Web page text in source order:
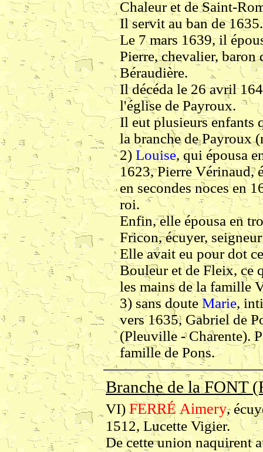
Chaleur et de Saint-
Il servit au ban de 1635.
Le 7 mars 1639, il
Pierre, chevalier, baron
Béraudière.
Il décéda le 26 avril
l'église de Payroux.
Il eut plusieurs enfants
la branche de Payroux
2) Louise, qui épousa
1623, Pierre Vérinaud,
en secondes noces en
roi.
Enfin, elle épousa en
Fricon, écuyer,
Elle avait eu pour dot
Bouleur et de Fleix, ce
les mains de la famille
3) sans douteMarie,
vers 1635, Gabriel de
(Pleuville - Charente).
famille de Pons.
Branche de la FONT
VI)FERRÉ Aimery,
1512, Lucette Vigier.
De cette union naquirent